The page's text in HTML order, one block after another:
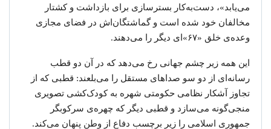
می‌یابد»، دست‌به‌کار بسترسازی برای بازداشت و کشتار
مخالفان خود شده است و گماشتگان‌اش در فضای مجازی
وعده‌ی خلق «۶۷»ای دیگر را می‌دهند.
این همه زیر چشم جهانی رخ می‌دهد که در آن دو قطب
رسانه‌ای از دو سو صداهای مستقل را می‌بلعند: قطبی که از
تجاوز آشکار نظامی حکومتی شهره به کودک‌کشی تصویری
منجی‌گونه می‌سازد و قطبی دیگر که چهره‌ی سرکوبگر
جمهوری اسلامی را زیر برچسب دفاع از وطن پنهان می‌کند.